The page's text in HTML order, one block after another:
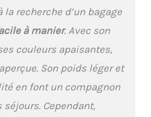
26 cm | 2,97 kg | 37 L / 42
la recherche d’un bagage
à manier. Avec son
couleurs apaisantes,
Son poids léger et
en font un compagnon
Cependant,